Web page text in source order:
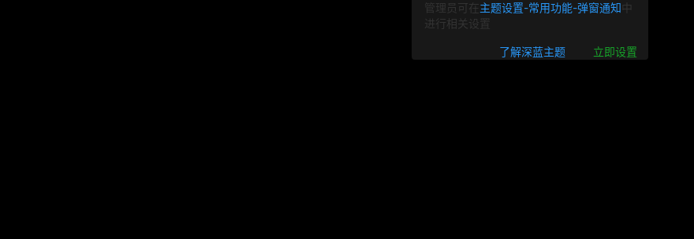
管理员可在主题设置-常用功能-弹窗通知中
进行相关设置
了解深蓝主题 立即设置